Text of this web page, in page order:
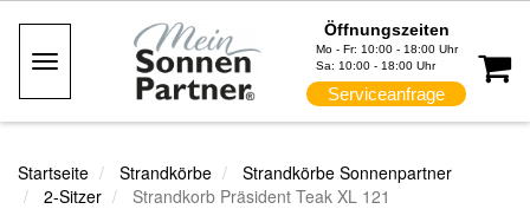
Toggle
Öffnungszeiten
Mo - Fr: 10:00 - 18:00 Uhr
Sa: 10:00 - 18:00 Uhr
Serviceanfrage
Startseite Strandkörbe
Strandkörbe Sonnenpartner
2-Sitzer
Strandkorb Präsident Teak XL 121